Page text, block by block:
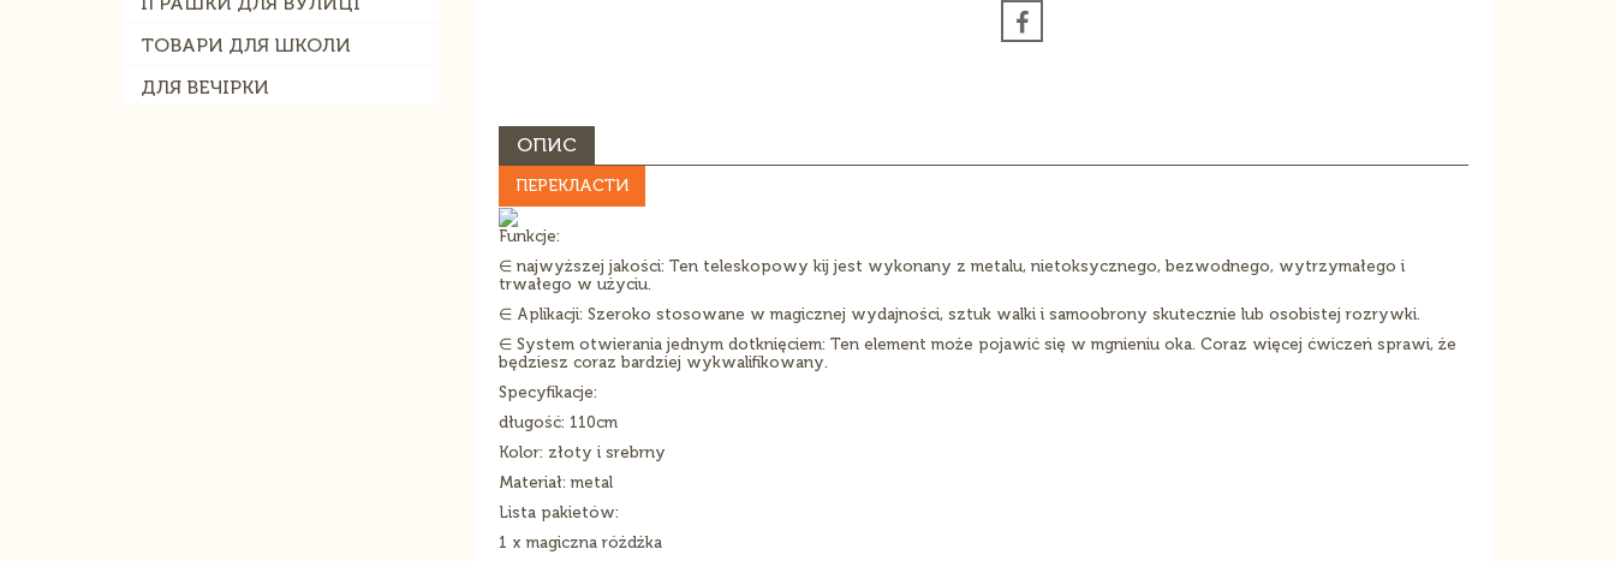
ТОВАРИ ДЛЯ ШКОЛИ
ДЛЯ ВЕЧІРКИ
ОПИС
ПЕРЕКЛАСТИ
Funkcje:
∈ najwyższej jakości: Ten teleskopowy kij jest wykonany z metalu, nietoksycznego, bezwodnego, wytrzymałego i
trwałego w użyciu.
∈ Aplikacji: Szeroko stosowane w magicznej wydajności, sztuk walki i samoobrony skutecznie lub osobistej rozrywki.
∈ System otwierania jednym dotknięciem: Ten element może pojawić się w mgnieniu oka. Coraz więcej ćwiczeń sprawi, że
będziesz coraz bardziej wykwalifikowany.
Specyfikacje:
długość: 110cm
Kolor: złoty i srebrny
Materiał: metal
Lista pakietów:
1 x magiczna różdżka